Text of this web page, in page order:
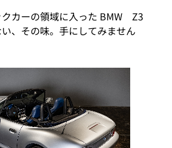
カーの領域に入った BMW Z3
、その味。手にしてみません